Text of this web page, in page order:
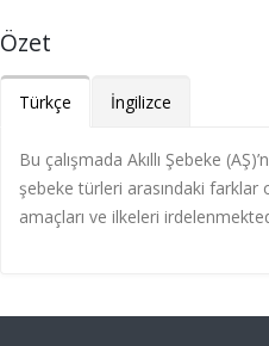
Özet
Türkçe İngilizce
Bu çalışmada Akıllı Şebeke
şebeke türleri arasındaki
amaçları ve ilkeleri